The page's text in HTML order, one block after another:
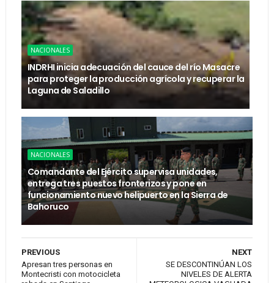
NACIONALES
INDRHI inicia adecuación del cauce del río Masacre
para proteger la producción agrícola y recuperar la
Laguna de Saladillo
NACIONALES
Comandante del Ejército supervisa unidades,
entrega tres puestos fronterizos y pone en
funcionamiento nuevo helipuerto en la Sierra de
Bahoruco
NEXT
SE DESCONTINÚAN LOS
NIVELES DE ALERTA
PREVIOUS
Apresan tres personas en
Montecristi con motocicleta